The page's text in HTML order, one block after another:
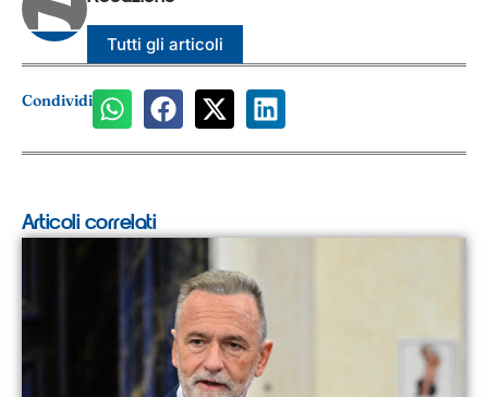
Tutti gli articoli
Condividi
Articoli correlati